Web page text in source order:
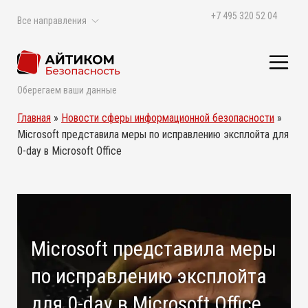
Все направления +7 495 320 52 04
Оберегаем ваши данные
Главная » Новости сферы информационной безопасности »
Microsoft представила меры по исправлению эксплойта для
0-day в Microsoft Office
Microsoft представила меры
по исправлению эксплойта